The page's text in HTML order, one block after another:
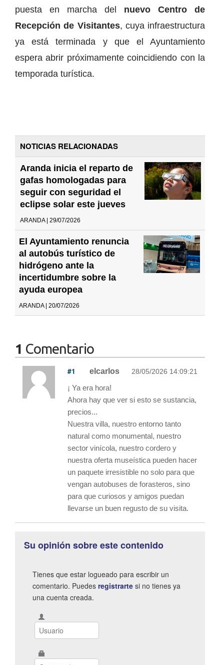
puesta en marcha del nuevo Centro de
Recepción de Visitantes, cuya infraestructura
ya está terminada y que el Ayuntamiento
espera abrir próximamente coincidiendo con la
temporada turística.
NOTICIAS RELACIONADAS
Aranda inicia el reparto de
gafas homologadas para
seguir con seguridad el
eclipse solar este jueves
ARANDA | 29/07/2026
El Ayuntamiento renuncia
al autobús turístico de
hidrógeno ante la
incertidumbre sobre la
ayuda europea
ARANDA | 20/07/2026
1 Comentario
#1 elcarlos 28/05/2026 14:09:21
¡ Ya era hora!
Ahora hay que ver si esto se sustancia,
precios...
Nuestra villa, nuestro entorno tanto
natural como monumental, nuestro
sector vinícola, nuestro cordero y
nuestra oferta museística pueden hacer
un paquete irresistible no solo para que
vengan autobuses de forasteros, sino
para que curiosos y amigos puedan
llevarse un buen regusto de su visita.
Su opinión sobre este contenido
Tienes que estar logueado para escribir un
comentario. Puedes registrarte si no tienes ya
una cuenta creada.